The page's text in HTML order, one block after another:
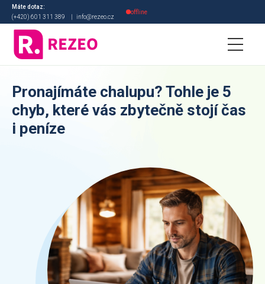
3. MÍSTO V KATEGORII
Digitální transformace
roku 2021
Máte dotaz:
(+420) 601 311 389
info@rezeo.cz
offline
Pronajímáte chalupu? Tohle je 5
chyb, které vás zbytečně stojí čas
i peníze